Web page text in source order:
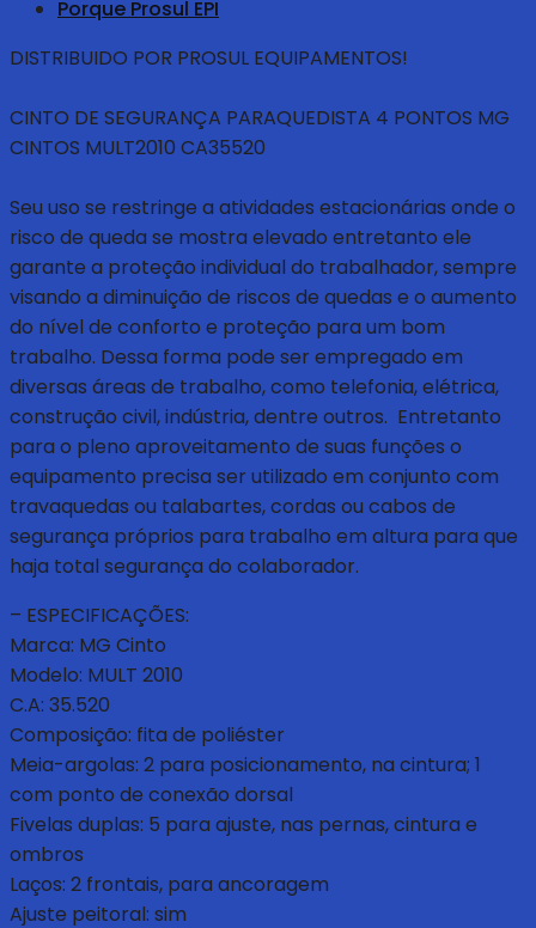
Porque Prosul EPI
DISTRIBUIDO POR PROSUL EQUIPAMENTOS!
CINTO DE SEGURANÇA PARAQUEDISTA 4 PONTOS MG
CINTOS MULT2010 CA35520
Seu uso se restringe a atividades estacionárias onde o
risco de queda se mostra elevado entretanto ele
garante a proteção individual do trabalhador, sempre
visando a diminuição de riscos de quedas e o aumento
do nível de conforto e proteção para um bom
trabalho. Dessa forma pode ser empregado em
diversas áreas de trabalho, como telefonia, elétrica,
construção civil, indústria, dentre outros. Entretanto
para o pleno aproveitamento de suas funções o
equipamento precisa ser utilizado em conjunto com
travaquedas ou talabartes, cordas ou cabos de
segurança próprios para trabalho em altura para que
haja total segurança do colaborador.
– ESPECIFICAÇÕES:
Marca: MG Cinto
Modelo: MULT 2010
C.A: 35.520
Composição: fita de poliéster
Meia-argolas: 2 para posicionamento, na cintura; 1
com ponto de conexão dorsal
Fivelas duplas: 5 para ajuste, nas pernas, cintura e
ombros
Laços: 2 frontais, para ancoragem
Ajuste peitoral: sim